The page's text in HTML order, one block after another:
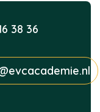
38 36